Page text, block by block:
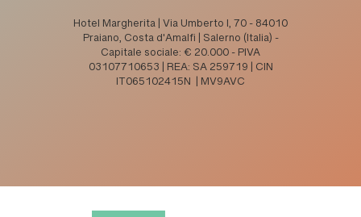
Hotel Margherita | Via Umberto I, 70 - 84010
Praiano, Costa d'Amalfi | Salerno (Italia) -
Capitale sociale: € 20.000 - PIVA
03107710653 | REA: SA 259719 | CIN
IT065102415N | MV9AVC